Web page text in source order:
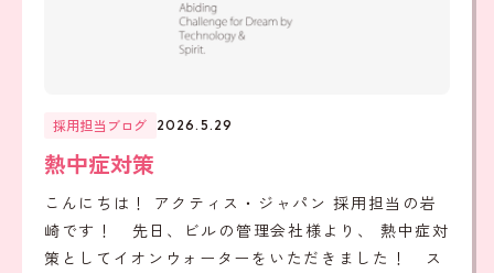
採用担当ブログ 2026.5.29
熱中症対策
こんにちは！ アクティス・ジャパン 採用担当の岩
崎です！ 先日、ビルの管理会社様より、 熱中症対
策としてイオンウォーターをいただきました！ ス